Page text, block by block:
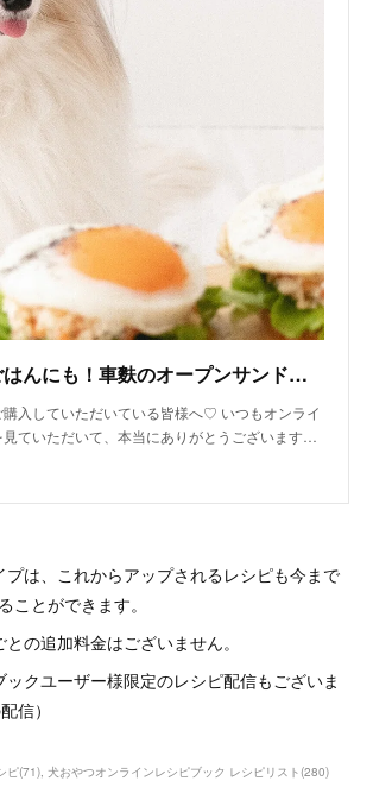
特別な日のごはんにも！車麩のオープンサンド（月額限定♡手作り犬ごはんレシピ）｜いちかわあやこ（犬ごはん先生）｜note
購入していただいている皆様へ♡ いつもオンライ
見ていただいて、本当にありがとうございます…
は、これからアップされるレシピも今まで
ことができます。
の追加料金はございません。
クユーザー様限定のレシピ配信もございま
信）
ピ(71) 犬おやつオンラインレシピブック レシピリスト(280)